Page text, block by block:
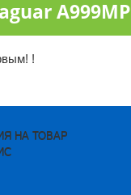
A999MP
!
НА ТОВАР